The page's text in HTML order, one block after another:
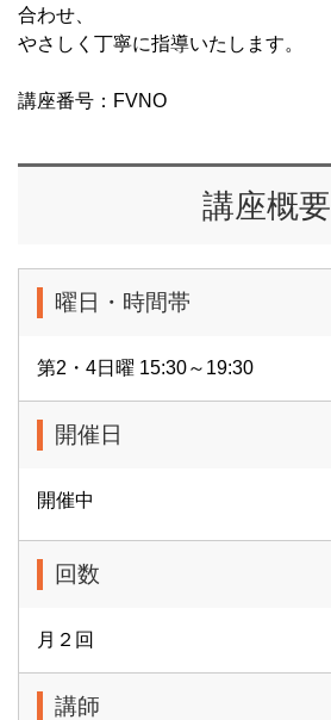
合わせ、
やさしく丁寧に指導いたします。
講座番号：FVNO
講座概要
曜日・時間帯
第2・4日曜 15:30～19:30
開催日
開催中
回数
月２回
講師